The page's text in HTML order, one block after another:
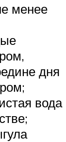
менее
дня
вода